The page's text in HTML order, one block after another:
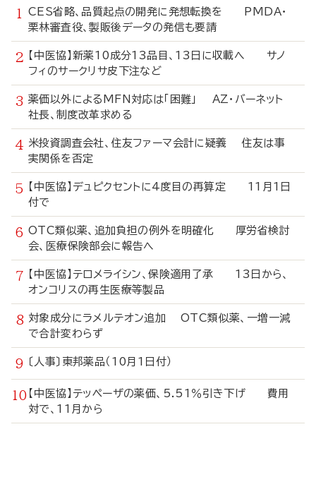
CES省略、品質起点の開発に発想転換を PMDA・
栗林審査役、製販後データの発信も要請
【中医協】新薬10成分13品目、13日に収載へ サノ
フィのサークリサ皮下注など
薬価以外によるMFN対応は「困難」 AZ・バーネット
社長、制度改革求める
米投資調査会社、住友ファーマ会計に疑義 住友は事
実関係を否定
【中医協】デュピクセントに4度目の再算定 11月1日
付で
OTC類似薬、追加負担の例外を明確化 厚労省検討
会、医療保険部会に報告へ
【中医協】テロメライシン、保険適用了承 13日から、
オンコリスの再生医療等製品
対象成分にラメルテオン追加 OTC類似薬、一増一減
で合計変わらず
〔人事〕東邦薬品（10月1日付）
【中医協】テッペーザの薬価、5.51％引き下げ 費用
対で、11月から